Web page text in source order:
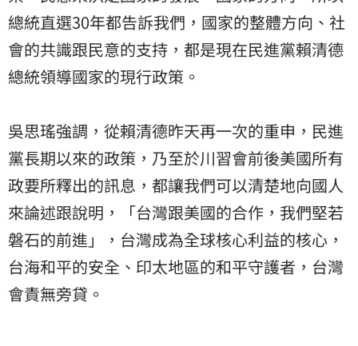
總統直選30年都告訴我們，國家的整體方向、社
會的共識跟民意的支持，都是現在民進黨賴清德
總統領導國家的現行政策。
吳思瑤強調，從賴清德昨天再一次的重申，民進
黨長期以來的政策，乃至於川習會前後美國所有
政要所釋出的訊息，都讓我們可以清楚地向國人
來論述跟說明，「台灣跟美國的合作，我們堅若
磐石的前進」，台灣成為全球核心利益的核心，
台海和平的安全、印太地區的和平守護者，台灣
會責無旁貸。